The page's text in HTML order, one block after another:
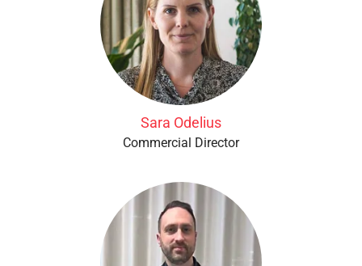
Sara Odelius
Commercial Director